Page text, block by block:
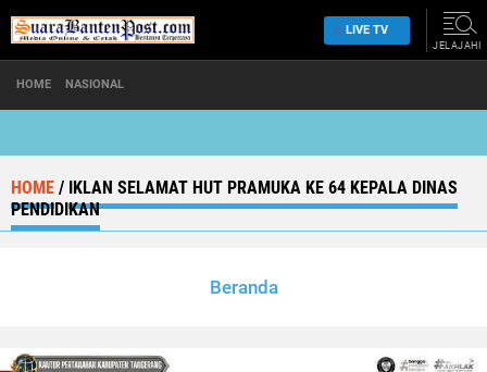
LIVE TV
JELAJAHI
HOME NASIONAL
HOME / IKLAN SELAMAT HUT PRAMUKA KE 64 KEPALA DINAS
PENDIDIKAN
Beranda